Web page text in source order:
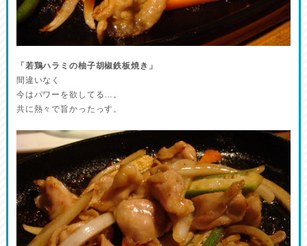
「若鶏ハラミの柚子胡椒鉄板焼き」
間違いなく
今はパワーを欲してる…。
共に熱々で旨かったっす。